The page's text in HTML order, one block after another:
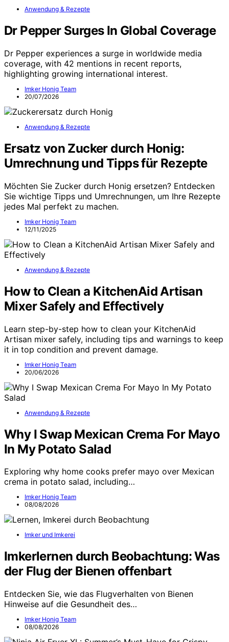
Anwendung & Rezepte
Dr Pepper Surges In Global Coverage
Dr Pepper experiences a surge in worldwide media
coverage, with 42 mentions in recent reports,
highlighting growing international interest.
Imker Honig Team
20/07/2026
Anwendung & Rezepte
Ersatz von Zucker durch Honig:
Umrechnung und Tipps für Rezepte
Möchten Sie Zucker durch Honig ersetzen? Entdecken
Sie wichtige Tipps und Umrechnungen, um Ihre Rezepte
jedes Mal perfekt zu machen.
Imker Honig Team
12/11/2025
Anwendung & Rezepte
How to Clean a KitchenAid Artisan
Mixer Safely and Effectively
Learn step-by-step how to clean your KitchenAid
Artisan mixer safely, including tips and warnings to keep
it in top condition and prevent damage.
Imker Honig Team
20/06/2026
Anwendung & Rezepte
Why I Swap Mexican Crema For Mayo
In My Potato Salad
Exploring why home cooks prefer mayo over Mexican
crema in potato salad, including…
Imker Honig Team
08/08/2026
Imker und Imkerei
Imkerlernen durch Beobachtung: Was
der Flug der Bienen offenbart
Entdecken Sie, wie das Flugverhalten von Bienen
Hinweise auf die Gesundheit des…
Imker Honig Team
08/08/2026